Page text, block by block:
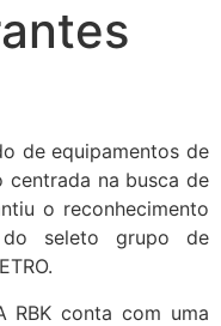
de equipamentos de
centrada na busca de
o reconhecimento
seleto grupo de
RBK conta com uma